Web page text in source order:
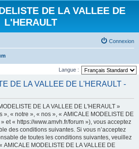
DE LA VALLEE DE
L'HERAULT
Connexion
Langue :
DE LA VALLEE DE L'HERAULT -
DE LA VALLEE DE L'HERAULT »
« notre », « nos », « AMICALE MODELISTE DE
et « https://www.amvh.fr/forum »), vous acceptez
des conditions suivantes. Si vous n’acceptez
de toutes les conditions suivantes, veuillez
AMICALE MODELISTE DE LA VALLEE DE